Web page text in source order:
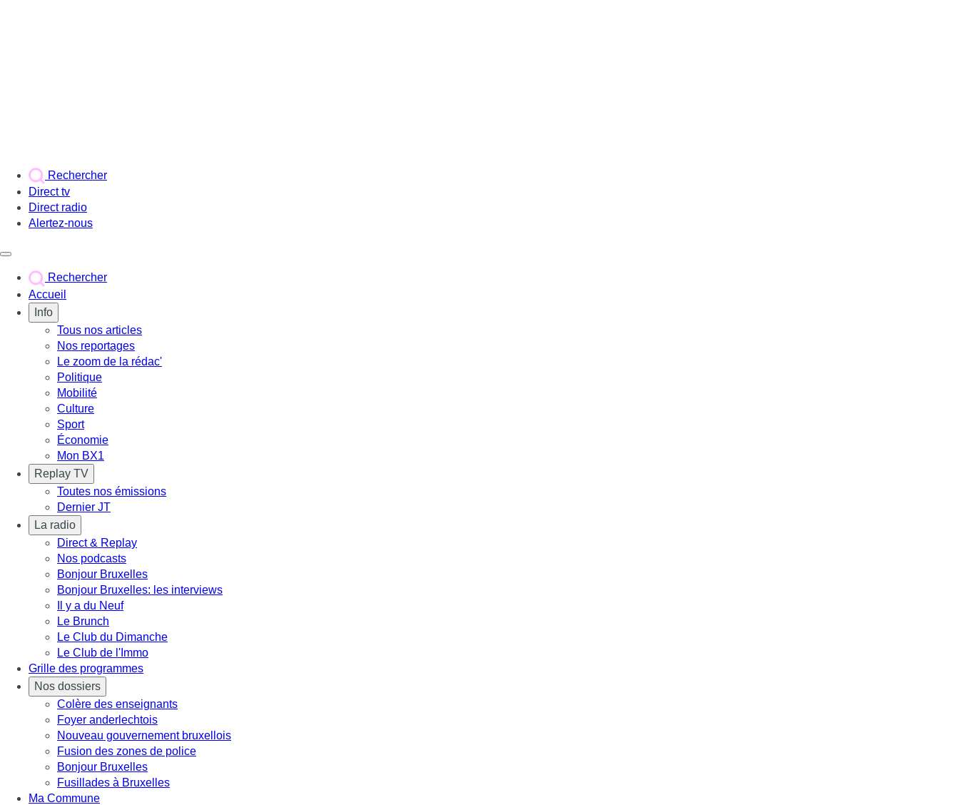
Rechercher
Direct tv
Direct radio
Alertez-nous
Rechercher
Accueil
Info
Tous nos articles
Nos reportages
Le zoom de la rédac'
Politique
Mobilité
Culture
Sport
Économie
Mon BX1
Replay TV
Toutes nos émissions
Dernier JT
La radio
Direct & Replay
Nos podcasts
Bonjour Bruxelles
Bonjour Bruxelles: les interviews
Il y a du Neuf
Le Brunch
Le Club du Dimanche
Le Club de l'Immo
Grille des programmes
Nos dossiers
Colère des enseignants
Foyer anderlechtois
Nouveau gouvernement bruxellois
Fusion des zones de police
Bonjour Bruxelles
Fusillades à Bruxelles
Ma Commune